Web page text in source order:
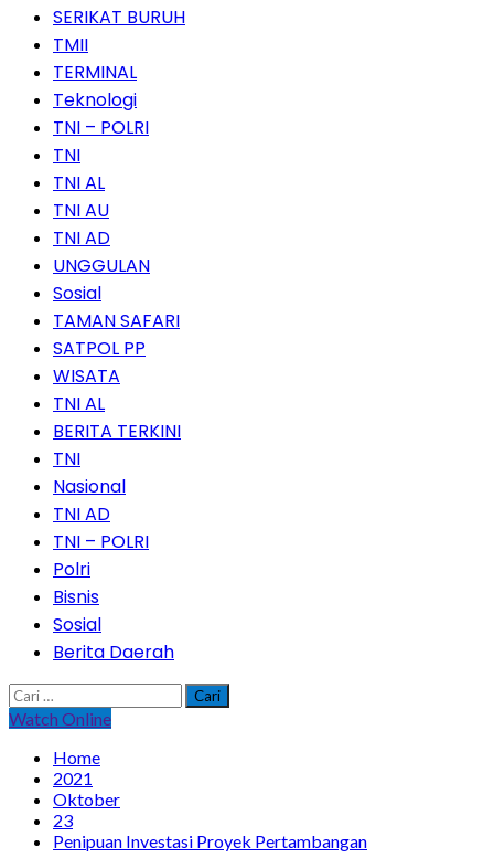
SERIKAT BURUH
TMII
TERMINAL
Teknologi
TNI – POLRI
TNI
TNI AL
TNI AU
TNI AD
UNGGULAN
Sosial
TAMAN SAFARI
SATPOL PP
WISATA
TNI AL
BERITA TERKINI
TNI
Nasional
TNI AD
TNI – POLRI
Polri
Bisnis
Sosial
Berita Daerah
Cari
untuk:
Watch Online
Home
2021
Oktober
23
Penipuan Investasi Proyek Pertambangan